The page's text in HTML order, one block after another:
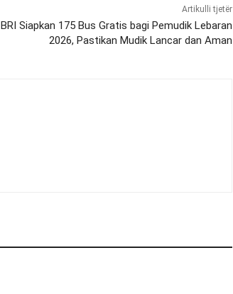
Artikulli tjetër
BRI Siapkan 175 Bus Gratis bagi Pemudik Lebaran
2026, Pastikan Mudik Lancar dan Aman